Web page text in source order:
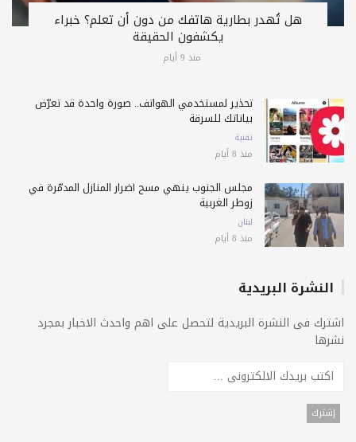
هل تُهدر بطارية هاتفك من دون أن تعلم؟ خبراء
يكشفون الحقيقة
منذ 9 أيام
تحذير لمستخدمي الهواتف.. صورة واحدة قد تعرّض
بياناتك للسرقة
تقنية
منذ 8 أيام
مجلس الجنوب ينهي مسح أضرار المنازل المدمّرة في
زوطر الغربية
لبنان
منذ 8 أيام
النشرة البريدية
اشترك فى النشرة البريدية لتحصل على اهم واحدث الاخبار بمجرد
نشرها